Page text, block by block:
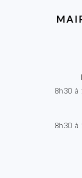
8h30 à
8h30 à